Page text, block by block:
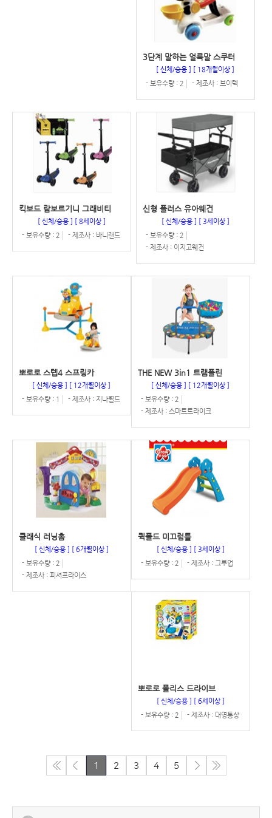
3단계 말하는 얼룩말 스쿠터
[ 신체/승용 ] [ 18개월이상 ]
- 보유수량 : 2
- 제조사 : 브이텍
킥보드 람보르기니 그래비티
[ 신체/승용 ] [ 8세이상 ]
- 보유수량 : 2
- 제조사 : 바니랜드
신형 플러스 유아웨건
[ 신체/승용 ] [ 3세이상 ]
- 보유수량 : 2
- 제조사 : 이지고웨건
뽀로로 스텝4 스프링카
[ 신체/승용 ] [ 12개월이상 ]
- 보유수량 : 1
- 제조사 : 지나월드
THE NEW 3in1 트램플린
[ 신체/승용 ] [ 12개월이상 ]
- 보유수량 : 2
- 제조사 : 스마트트라이크
클래식 러닝홈
[ 신체/승용 ] [ 6개월이상 ]
- 보유수량 : 2
- 제조사 : 피셔프라이스
퀵폴드 미끄럼틀
[ 신체/승용 ] [ 3세이상 ]
- 보유수량 : 2
- 제조사 : 그루업
뽀로로 폴리스 드라이브
[ 신체/승용 ] [ 6세이상 ]
- 보유수량 : 2
- 제조사 : 대영통상
1 2 3 4 5